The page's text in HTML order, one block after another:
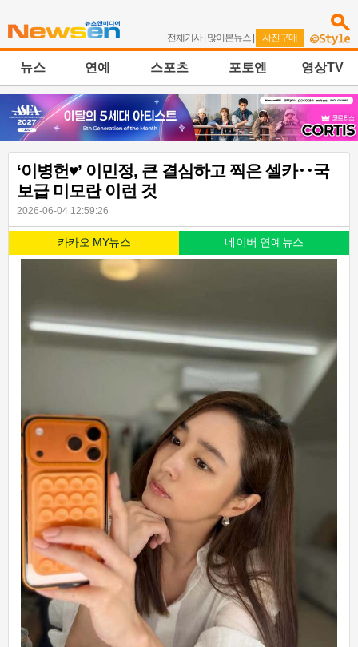
전체기사| 많이본뉴스 | 사진구매
뉴스 연예 스포츠 포토엔 영상TV
‘이병헌♥’ 이민정, 큰 결심하고 찍은 셀카‥국
보급 미모란 이런 것
2026-06-04 12:59:26
카카오 MY뉴스 네이버 연예뉴스